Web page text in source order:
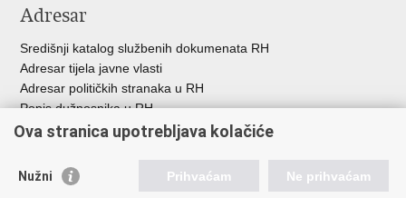
Adresar
Središnji katalog službenih dokumenata RH
Adresar tijela javne vlasti
Adresar političkih stranaka u RH
Popis dužnosnika u RH
Besplatni telefoni javne uprave
Korisne poveznice
Ova stranica upotrebljava kolačiće
Nužni Prihvaćam Ne prihvaćam